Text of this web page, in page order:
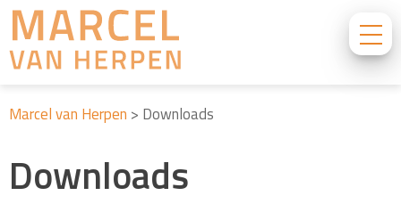
Marcel van Herpen > Downloads
Downloads